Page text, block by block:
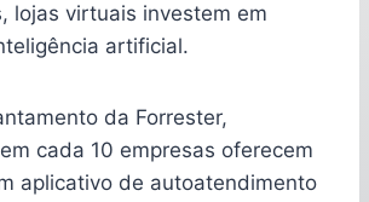
lojas virtuais investem em
artificial.
da Forrester,
cada 10 empresas oferecem
aplicativo de autoatendimento